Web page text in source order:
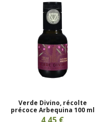
Verde Divino, récolte
précoce Arbequina 100 ml